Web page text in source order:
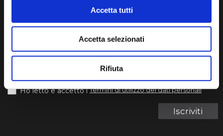
Accetta tutti
Accetta selezionati
Rifiuta
Iscriviti alla nostra newsletters
La tua email
Iscriviti
Ho letto e accetto iTermini di utilizzo dei dati personali